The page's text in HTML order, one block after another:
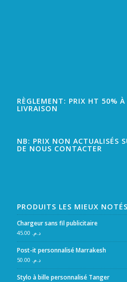
RÈGLEMENT: PRIX HT 50% À
LIVRAISON
NB: PRIX NON ACTUALISÉS
DE NOUS CONTACTER
PRODUITS LES MIEUX NOTÉS
Chargeur sans fil publicitaire
د.م.
Post-it personnalisé Marrakesh
د.م.
Stylo à bille personnalisé Tanger